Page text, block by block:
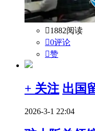
1882阅读
0评论
赞
+ 关注 出国
2026-3-1 22:04